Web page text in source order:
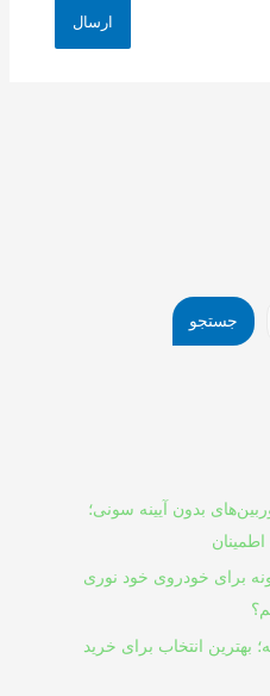
جستجو
بدون آیینه سونی؛
اطمینان
برای خودروی خود نوری
انتخاب برای خرید